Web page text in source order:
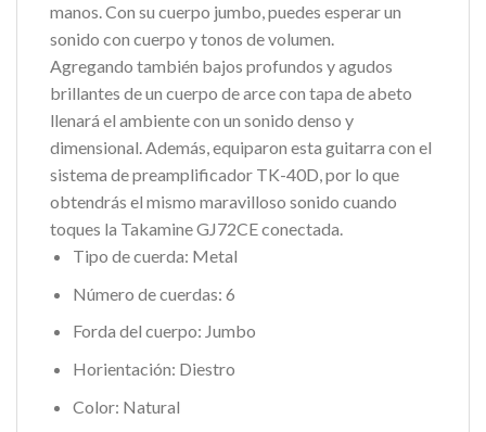
manos. Con su cuerpo jumbo, puedes esperar un
sonido con cuerpo y tonos de volumen.
Agregando también bajos profundos y agudos
brillantes de un cuerpo de arce con tapa de abeto
llenará el ambiente con un sonido denso y
dimensional. Además, equiparon esta guitarra con el
sistema de preamplificador TK-40D, por lo que
obtendrás el mismo maravilloso sonido cuando
toques la Takamine GJ72CE conectada.
Tipo de cuerda: Metal
Número de cuerdas: 6
Forda del cuerpo: Jumbo
Horientación: Diestro
Color: Natural